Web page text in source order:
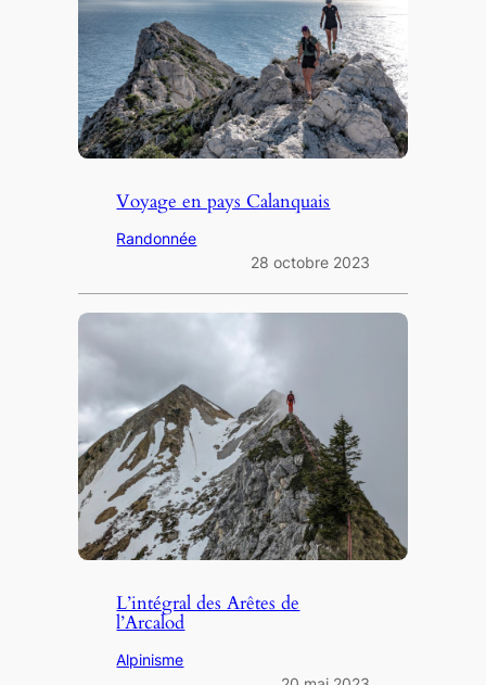
Voyage en pays Calanquais
Randonnée
28 octobre 2023
L’intégral des Arêtes de
l’Arcalod
Alpinisme